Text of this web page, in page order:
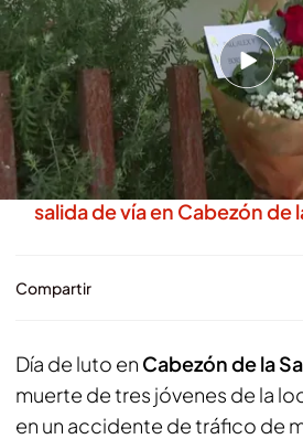
Redacción digital Noticias
01 DIC 2025 - 16:16h.
Día de luto en Cabezón de
tras la muerte de tres
Mueren tres jóvenes de 22,
salida de vía en Cabezón de
Compartir
Día de luto en Cabezón de la
muerte de tres jóvenes de la
en un accidente de tráfico de